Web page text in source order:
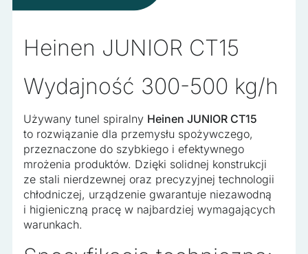
Heinen JUNIOR CT15
Wydajność 300-500 kg/h
Używany tunel spiralny Heinen JUNIOR CT15
to rozwiązanie dla przemysłu spożywczego,
przeznaczone do szybkiego i efektywnego
mrożenia produktów. Dzięki solidnej konstrukcji
ze stali nierdzewnej oraz precyzyjnej technologii
chłodniczej, urządzenie gwarantuje niezawodną
i higieniczną pracę w najbardziej wymagających
warunkach.